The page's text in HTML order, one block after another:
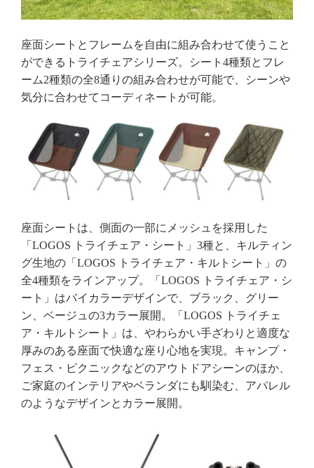
座面シートとフレームを自由に組み合わせて使うこと
ができるトライチェアシリーズ。シート4種類とフレ
ーム2種類の全8通りの組み合わせが可能で、シーンや
気分に合わせてコーディネートが可能。
座面シートは、側面の一部にメッシュを採用した
「LOGOS トライチェア・シート」3種と、キルティン
グ生地の「LOGOS トライチェア・キルトシート」の
全4種類をラインアップ。「LOGOS トライチェア・シ
ート」はバイカラーデザインで、ブラック、グリー
ン、ベージュの3カラー展開。「LOGOS トライチェ
ア・キルトシート」は、やわらかい手ざわりと適度な
厚みのある座面で快適な座り心地を実現。キャンプ・
フェス・ピクニックなどのアウトドアシーンのほか、
ご家庭のインテリアやベランダにも馴染む、アパレル
のようなデザインとカラー展開。